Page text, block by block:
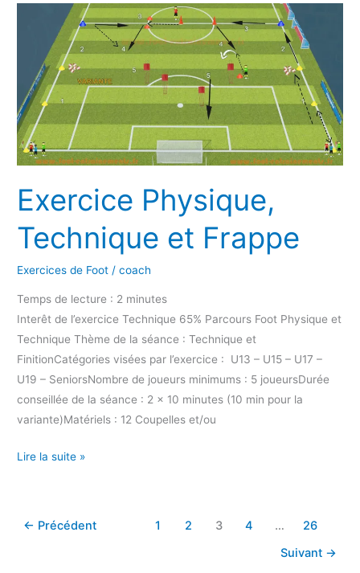
Exercice Physique,
Technique et Frappe
Exercices de Foot /coach
Temps de lecture : 2 minutes
Interêt de l’exercice Technique 65% Parcours Foot Physique et
Technique Thème de la séance : Technique et
FinitionCatégories visées par l’exercice : U13 – U15 – U17 –
U19 – SeniorsNombre de joueurs minimums : 5 joueursDurée
conseillée de la séance : 2 x 10 minutes (10 min pour la
variante)Matériels : 12 Coupelles et/ou
Physique,
Technique
Frappe
Lire la suite »
← Précédent 1 2 3 4 …
26
Suivant →